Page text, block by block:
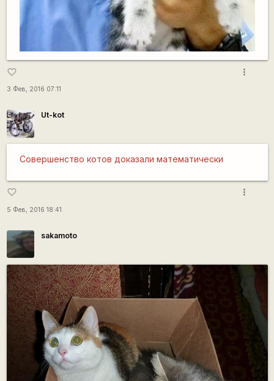
favorite_border
3 Фев, 2016 07:11
more_vert
Ut-kot
Совершенство котов доказали математически
favorite_border
5 Фев, 2016 18:41
more_vert
sakamoto